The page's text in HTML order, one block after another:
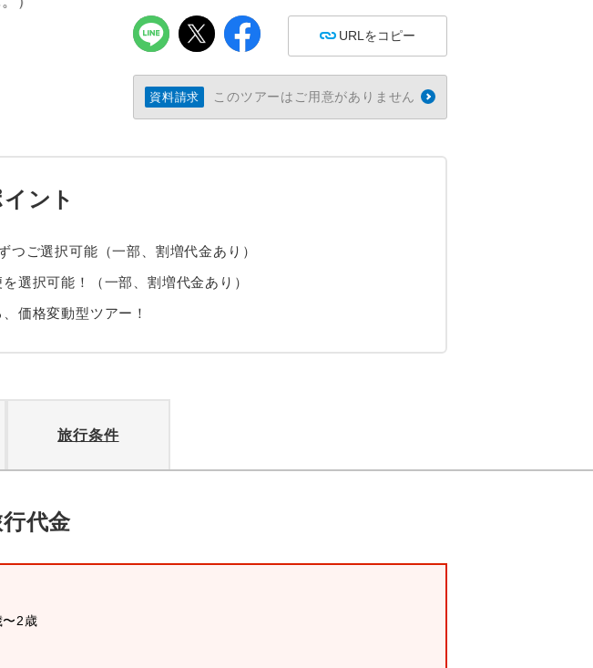
URLをコピー
資料請求 このツアーはご用意がありません
ント
ご選択可能（一部、割増代金あり）
選択可能！（一部、割増代金あり）
価格変動型ツアー！
旅行条件
代金
2歳